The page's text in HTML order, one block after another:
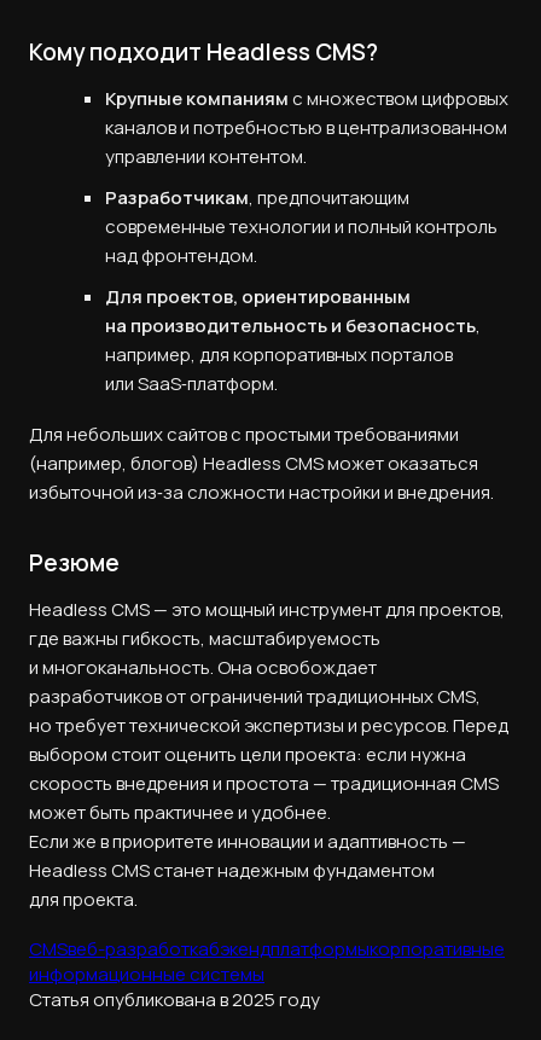
Кому подходит Headless CMS?
Крупные компаниямс множеством цифровых
каналов и потребностью в централизованном
управлении контентом.
Разработчикам, предпочитающим
современные технологии и полный контроль
над фронтендом.
Для проектов, ориентированным
на производительность и безопасность,
например, для корпоративных порталов
или SaaS‑платформ.
Для небольших сайтов с простыми требованиями
(например, блогов) Headless CMS может оказаться
избыточной из‑за сложности настройки и внедрения.
Резюме
Headless CMS — это мощный инструмент для проектов,
где важны гибкость, масштабируемость
и многоканальность. Она освобождает
разработчиков от ограничений традиционных CMS,
но требует технической экспертизы и ресурсов. Перед
выбором стоит оценить цели проекта: если нужна
скорость внедрения и простота — традиционная CMS
может быть практичнее и удобнее.
Если же в приоритете инновации и адаптивность —
Headless CMS станет надежным фундаментом
для проекта.
CMSвеб-разработкабэкендплатформыкорпоративные
информационные системы
Статья опубликована в 2025 году